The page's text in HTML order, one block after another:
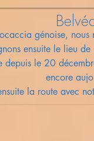
génoise,
ensuite le lieu
depuis le 20
encore
la route avec